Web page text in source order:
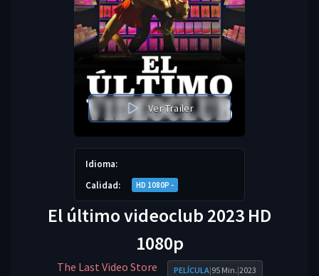
Ver Trailer
Idioma:
Calidad:
HD 1080P -
El último videoclub 2023 HD
1080p
The Last Video Store PELÍCULA|95 Min.|2023